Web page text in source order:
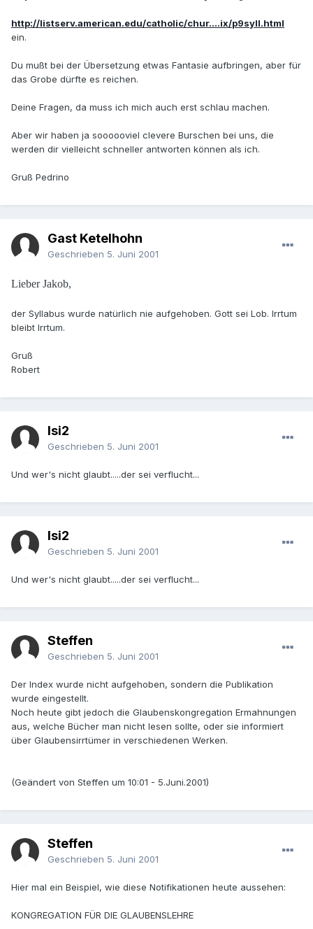
http://listserv.american.edu/catholic/chur....ix/p9syll.html
ein.
Du mußt bei der Übersetzung etwas Fantasie aufbringen, aber für
das Grobe dürfte es reichen.
Deine Fragen, da muss ich mich auch erst schlau machen.
Aber wir haben ja soooooviel clevere Burschen bei uns, die
werden dir vielleicht schneller antworten können als ich.
Gruß Pedrino
Gast Ketelhohn
Geschrieben 5. Juni 2001
Lieber Jakob,
der Syllabus wurde natürlich nie aufgehoben. Gott sei Lob. Irrtum
bleibt Irrtum.
Gruß
Robert
Isi2
Geschrieben 5. Juni 2001
Und wer's nicht glaubt.....der sei verflucht...
Isi2
Geschrieben 5. Juni 2001
Und wer's nicht glaubt.....der sei verflucht...
Steffen
Geschrieben 5. Juni 2001
Der Index wurde nicht aufgehoben, sondern die Publikation
wurde eingestellt.
Noch heute gibt jedoch die Glaubenskongregation Ermahnungen
aus, welche Bücher man nicht lesen sollte, oder sie informiert
über Glaubensirrtümer in verschiedenen Werken.
(Geändert von Steffen um 10:01 - 5.Juni.2001)
Steffen
Geschrieben 5. Juni 2001
Hier mal ein Beispiel, wie diese Notifikationen heute aussehen:
KONGREGATION FÜR DIE GLAUBENSLEHRE